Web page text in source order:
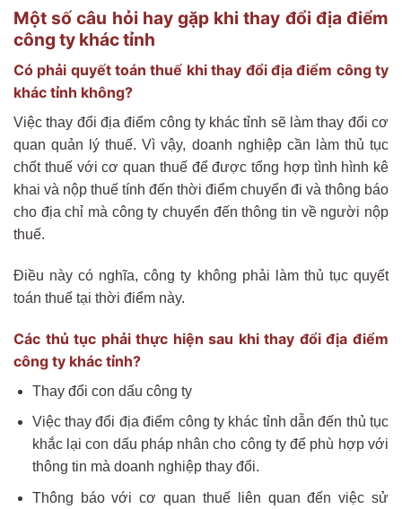
Một số câu hỏi hay gặp khi thay đổi địa điểm
công ty khác tỉnh
Có phải quyết toán thuế khi thay đổi địa điểm công ty
khác tỉnh không?
Việc thay đổi địa điểm công ty khác tỉnh sẽ làm thay đổi cơ
quan quản lý thuế. Vì vậy, doanh nghiệp cần làm thủ tục
chốt thuế với cơ quan thuế để được tổng hợp tình hình kê
khai và nộp thuế tính đến thời điểm chuyển đi và thông báo
cho địa chỉ mà công ty chuyển đến thông tin về người nộp
thuế.
Điều này có nghĩa, công ty không phải làm thủ tục quyết
toán thuế tại thời điểm này.
Các thủ tục phải thực hiện sau khi thay đổi địa điểm
công ty khác tỉnh?
Thay đổi con dấu công ty
Việc thay đổi địa điểm công ty khác tỉnh dẫn đến thủ tục
khắc lại con dấu pháp nhân cho công ty để phù hợp với
thông tin mà doanh nghiệp thay đổi.
Thông báo với cơ quan thuế liên quan đến việc sử